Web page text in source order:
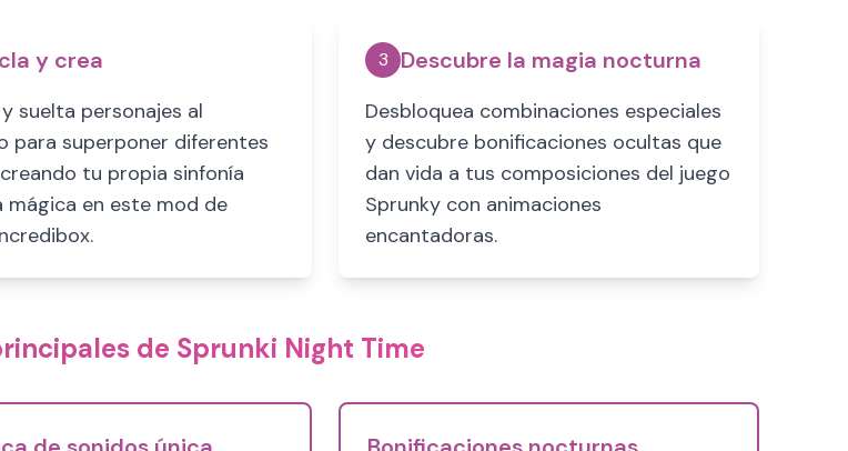
y crea
suelta personajes al
para superponer diferentes
tu propia sinfonía
mágica en este mod de
3 Descubre la magia nocturna
Desbloquea combinaciones especiales
y descubre bonificaciones ocultas que
dan vida a tus composiciones del juego
Sprunky con animaciones
encantadoras.
de Sprunki Night Time